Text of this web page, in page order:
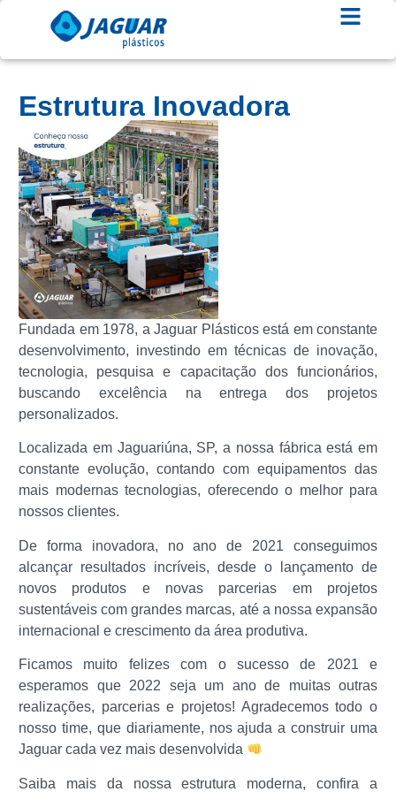
Estrutura Inovadora
Fundada em 1978, a Jaguar Plásticos está em constante
desenvolvimento, investindo em técnicas de inovação,
tecnologia, pesquisa e capacitação dos funcionários,
buscando excelência na entrega dos projetos
personalizados.
Localizada em Jaguariúna, SP, a nossa fábrica está em
constante evolução, contando com equipamentos das
mais modernas tecnologias, oferecendo o melhor para
nossos clientes.
De forma inovadora, no ano de 2021 conseguimos
alcançar resultados incríveis, desde o lançamento de
novos produtos e novas parcerias em projetos
sustentáveis com grandes marcas, até a nossa expansão
internacional e crescimento da área produtiva.
Ficamos muito felizes com o sucesso de 2021 e
esperamos que 2022 seja um ano de muitas outras
realizações, parcerias e projetos! Agradecemos todo o
nosso time, que diariamente, nos ajuda a construir uma
Jaguar cada vez mais desenvolvida
Saiba mais da nossa estrutura moderna, confira a